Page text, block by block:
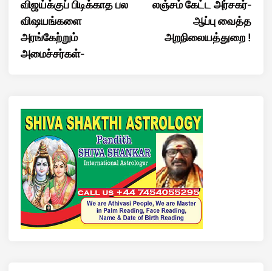
விஜய்க்குப் பிடிக்காத பல
விஷயங்களை
அரங்கேற்றும்
அமைச்சர்கள்-
லஞ்சம் கேட்ட அர்சகர்-
ஆப்பு வைத்த
அறநிலையத்துறை !